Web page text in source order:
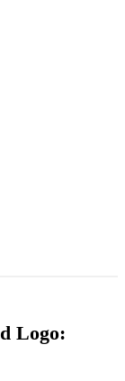
Logo: